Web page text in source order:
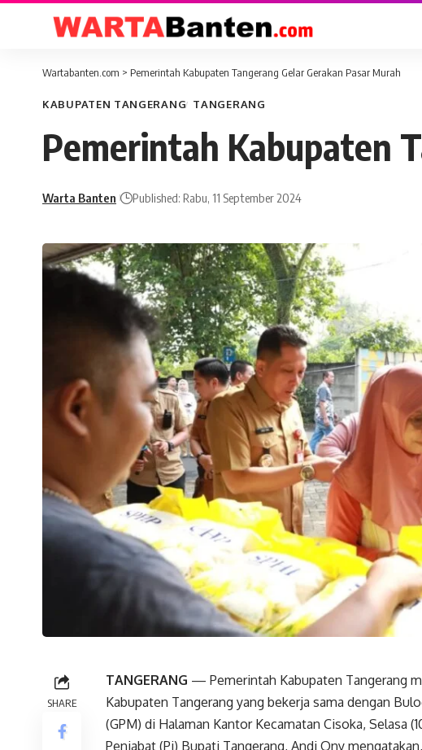
Wartabanten.com > Pemerintah Kabupaten Tangerang Gelar Gerakan Pasar Murah
KABUPATEN TANGERANG TANGERANG
Pemerintah Kabupaten
Warta Banten Published: Rabu, 11 September 2024
SHARE
TANGERANG — Pemerintah Kabupaten Tangerang
Kabupaten Tangerang yang bekerja sama dengan
(GPM) di Halaman Kantor Kecamatan Cisoka, Selasa
Penjabat (Pj) Bupati Tangerang, Andi Ony